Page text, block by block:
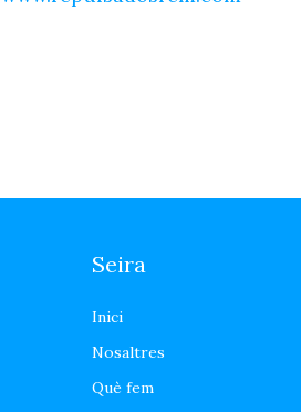
Seira
Inici
Nosaltres
Què fem